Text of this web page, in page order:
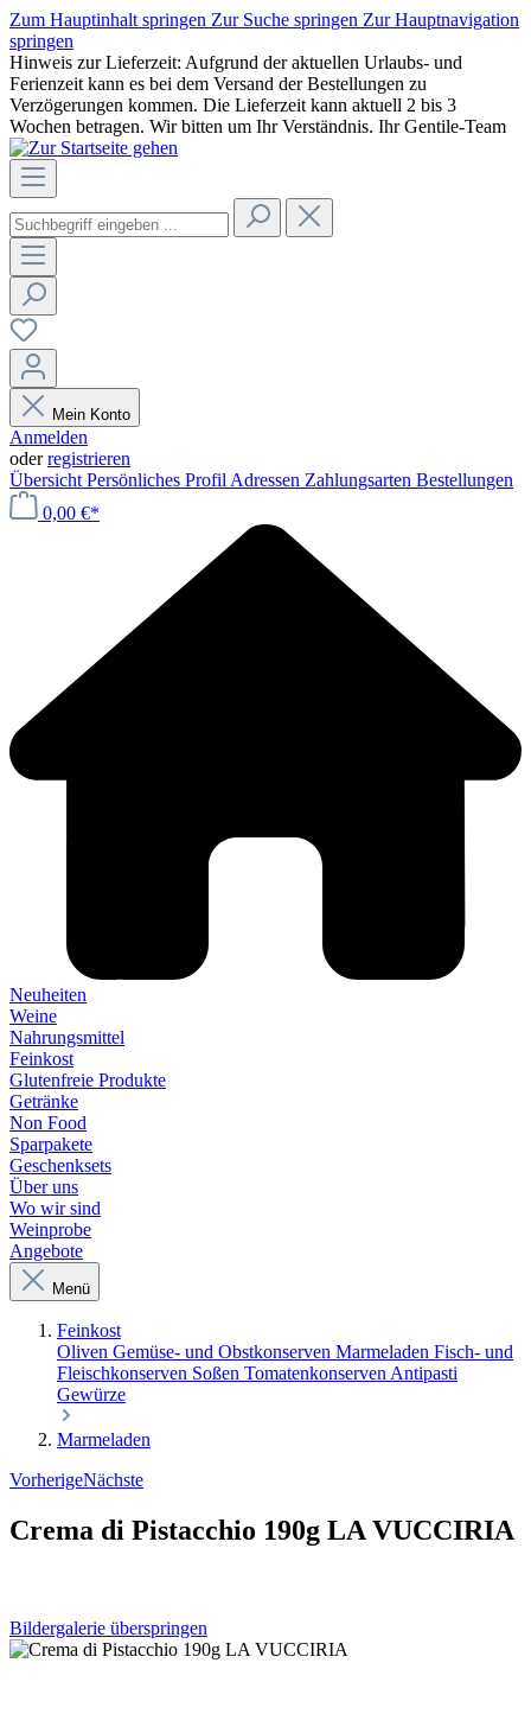
Zum Hauptinhalt springen Zur Suche springen Zur Hauptnavigation
springen
Hinweis zur Lieferzeit: Aufgrund der aktuellen Urlaubs- und
Ferienzeit kann es bei dem Versand der Bestellungen zu
Verzögerungen kommen. Die Lieferzeit kann aktuell 2 bis 3
Wochen betragen. Wir bitten um Ihr Verständnis. Ihr Gentile-Team
Mein Konto
Anmelden
oderregistrieren
Übersicht Persönliches Profil Adressen Zahlungsarten Bestellungen
0,00 €*
Neuheiten
Weine
Nahrungsmittel
Feinkost
Glutenfreie Produkte
Getränke
Non Food
Sparpakete
Geschenksets
Über uns
Wo wir sind
Weinprobe
Angebote
Menü
Feinkost
Oliven Gemüse- und Obstkonserven Marmeladen Fisch- und
Fleischkonserven Soßen Tomatenkonserven Antipasti
Gewürze
Marmeladen
VorherigeNächste
Crema di Pistacchio 190g LA VUCCIRIA
Bildergalerie überspringen